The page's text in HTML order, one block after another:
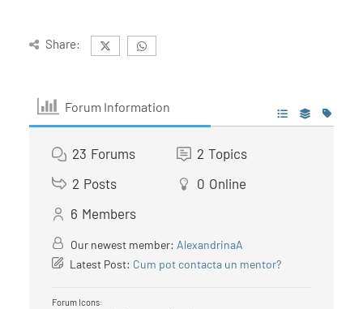
Share:
Forum Information
23 Forums 2 Topics
2 Posts 0 Online
6 Members
Our newest member: AlexandrinaA
Latest Post: Cum pot contacta un mentor?
Forum Icons: